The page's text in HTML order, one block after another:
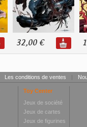
32,00 €
Les conditions de ventes |
Toy Center
Jeux de société
Jeux de cartes
Jeux de figurines